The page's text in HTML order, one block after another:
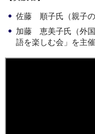
佐藤 順子氏（親子の
加藤 恵美子氏（外
語を楽しむ会」を主催